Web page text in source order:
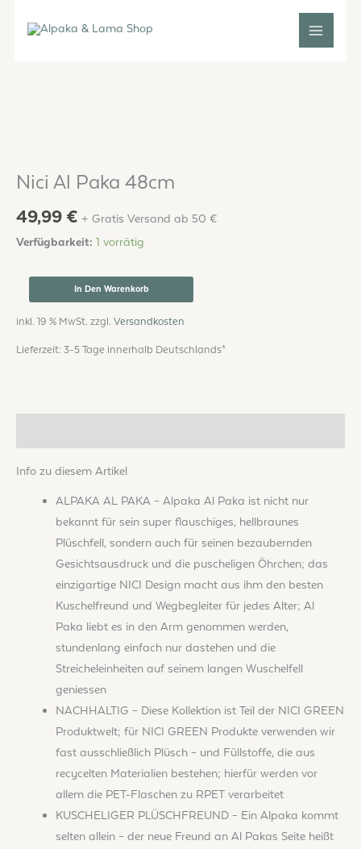
Inhalt
Nici Al Paka 48cm
49,99 € + Gratis Versand ab 50 €
Verfügbarkeit: 1 vorrätig
Menge
In Den Warenkorb
inkl. 19 % MwSt. zzgl. Versandkosten
Lieferzeit: 3-5 Tage innerhalb Deutschlands*
Info zu diesem Artikel
ALPAKA AL PAKA – Alpaka Al Paka ist nicht nur
bekannt für sein super flauschiges, hellbraunes
Plüschfell, sondern auch für seinen bezaubernden
Gesichtsausdruck und die puscheligen Öhrchen; das
einzigartige NICI Design macht aus ihm den besten
Kuschelfreund und Wegbegleiter für jedes Alter; Al
Paka liebt es in den Arm genommen werden,
stundenlang einfach nur dastehen und die
Streicheleinheiten auf seinem langen Wuschelfell
geniessen
NACHHALTIG – Diese Kollektion ist Teil der NICI GREEN
Produktwelt; für NICI GREEN Produkte verwenden wir
fast ausschließlich Plüsch – und Füllstoffe, die aus
recycelten Materialien bestehen; hierfür werden vor
allem die PET-Flaschen zu RPET verarbeitet
KUSCHELIGER PLÜSCHFREUND – Ein Alpaka kommt
selten allein – der neue Freund an Al Pakas Seite heißt